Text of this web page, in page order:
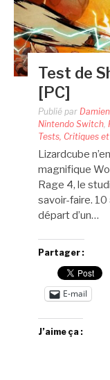
Test de
[PC]
Publié par
Nintendo Switch,
Tests, Critiques
Lizardcube
magnifique
Rage 4, le
savoir-faire.
départ d’un…
Partager :
E-mail
J’aime ça :